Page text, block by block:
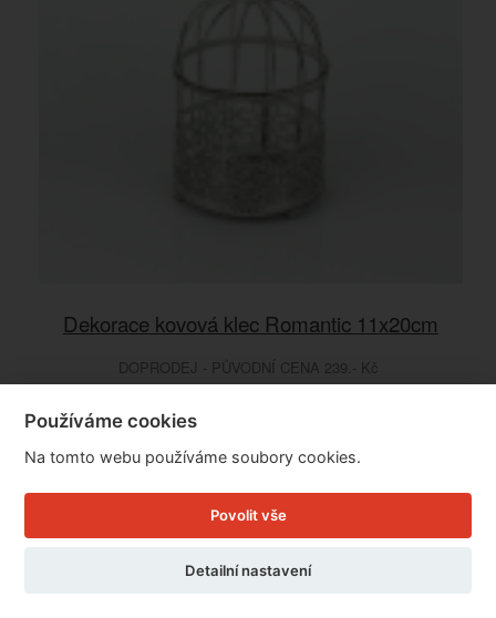
Dekorace kovová klec Romantic 11x20cm
DOPRODEJ - PŮVODNÍ CENA 239.- Kč
Cena: 99 Kč
Doručíme do: 10.8.
Detail
Používáme cookies
Na tomto webu používáme soubory cookies.
Povolit vše
Detailní nastavení